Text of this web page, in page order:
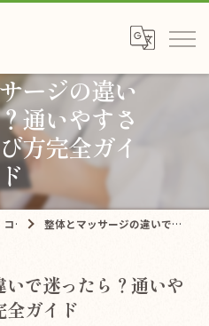
ージの違い
通いやすさ
方完全ガイ
ド
コラム 整体とマッサージの違いで迷ったら？通いやすさと効果の選び方完全ガイド
で迷ったら？通いや
全ガイド